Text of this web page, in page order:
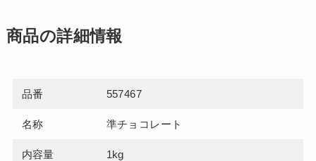
商品の詳細情報
品番 557467
名称 準チョコレート
内容量 1kg